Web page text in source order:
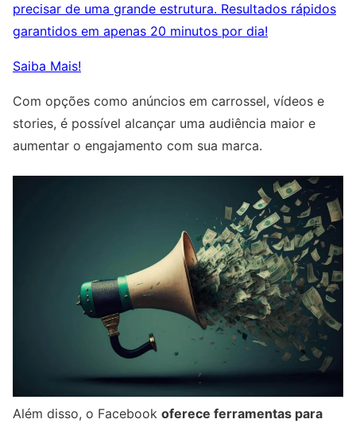
precisar de uma grande estrutura. Resultados rápidos
garantidos em apenas 20 minutos por dia!
Saiba Mais!
Com opções como anúncios em carrossel, vídeos e
stories, é possível alcançar uma audiência maior e
aumentar o engajamento com sua marca.
Além disso, o Facebook oferece ferramentas para